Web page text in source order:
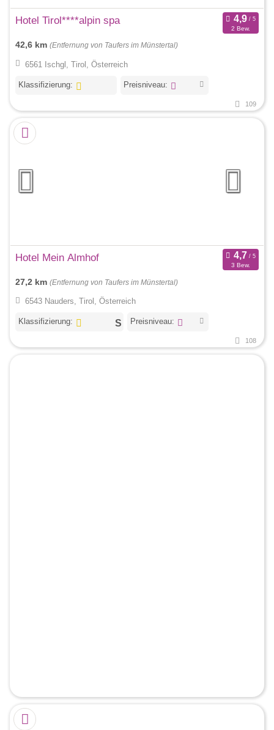
Hotel Tirol****alpin spa
2 Bew.
42,6 km (Entfernung von Taufers im Münstertal)
6561 Ischgl, Tirol, Österreich
Klassifizierung: Preisniveau:
109
Hotel Mein Almhof
3 Bew.
27,2 km (Entfernung von Taufers im Münstertal)
6543 Nauders, Tirol, Österreich
Klassifizierung: Preisniveau:
108